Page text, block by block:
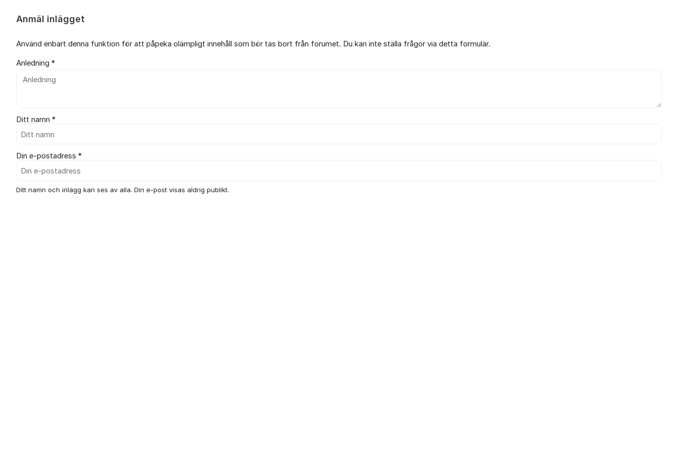
Anmäl inlägget
Använd enbart denna funktion för att påpeka olämpligt innehåll som bör tas bort från forumet. Du kan inte ställa frågor via detta formulär.
Anledning *
Ditt namn *
Din e-postadress *
Ditt namn och inlägg kan ses av alla. Din e-post visas aldrig publikt.